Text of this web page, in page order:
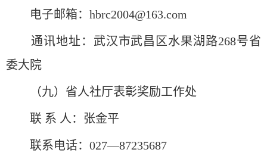
电子邮箱：hbrc2004@163.com
通讯地址：武汉市武昌区水果湖路268号省
委大院
（九）省人社厅表彰奖励工作处
联 系 人：张金平
联系电话：027—87235687